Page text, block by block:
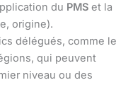
du PMS et la
origine).
délégués, comme le
qui peuvent
niveau ou des